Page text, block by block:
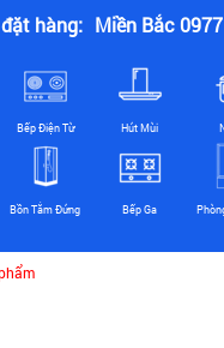
hàng: Miền Bắc
Bếp Điện Từ Hút Mùi
Bồn Tắm Đứng Bếp Ga